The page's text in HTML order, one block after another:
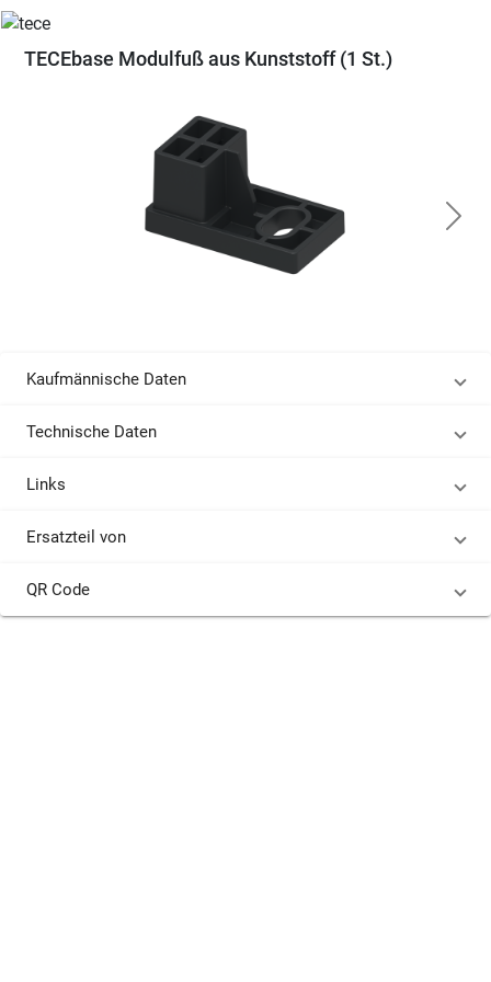
TECEbase Modulfuß aus Kunststoff (1 St.)
Kaufmännische Daten
Technische Daten
Links
Ersatzteil von
QR Code